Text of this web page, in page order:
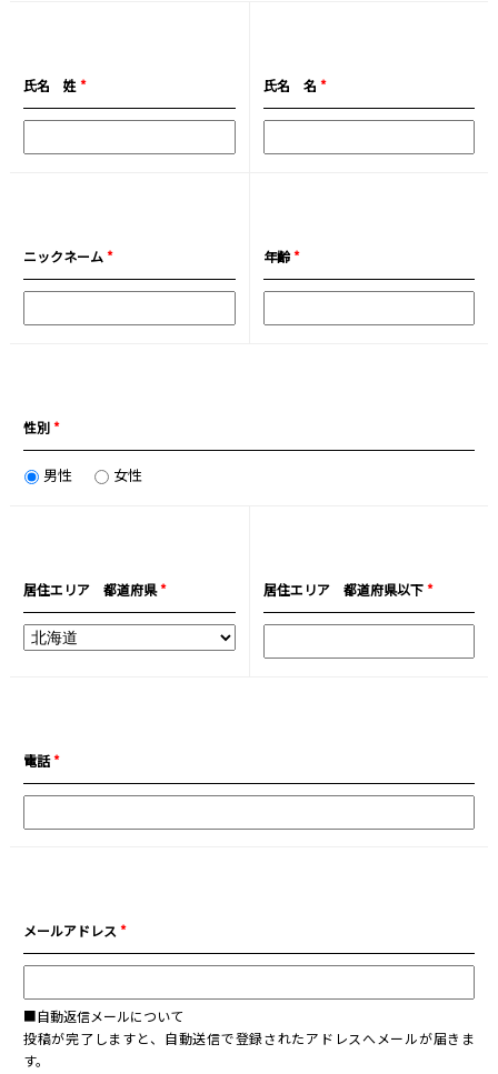
氏名 姓* 氏名 名 *
ニックネーム* 年齢*
性別*
男性 女性
居住エリア 都道府県* 居住エリア 都道府県以下*
電話*
メールアドレス*
■自動返信メールについて
投稿が完了しますと、自動送信で登録されたアドレスへメールが届きま
す。